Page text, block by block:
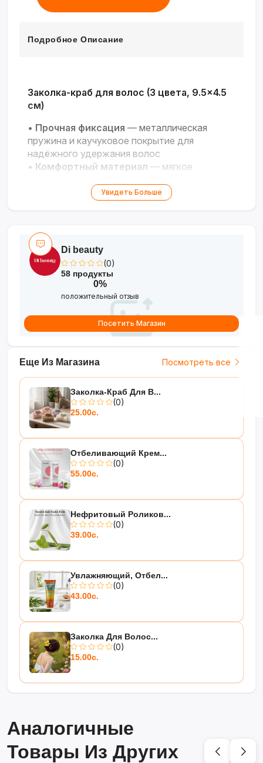
Подробное Описание
Заколка-краб для волос (3 цвета, 9.5×4.5
см)
• Прочная фиксация — металлическая
пружина и каучуковое покрытие для
надёжного удержания волос
• Комфортный материал — мягкое
волосы и кожу
•Подходит для всех возрастов
лёгкость использования для детей и
взрослых
Увидеть Больше
Еще Из Магазина Посмотреть все
Заколка-Краб Для В...
(0)
25.00с.
Отбеливающий Крем...
(0)
55.00с.
Нефритовый Роликов...
(0)
39.00с.
Увлажняющий, Отбел...
(0)
43.00с.
Заколка Для Волос...
(0)
15.00с.
Di beauty
(0)
58 продукты
0%
положительный отзыв
Посетить Магазин
Аналогичные
Товары Из Других